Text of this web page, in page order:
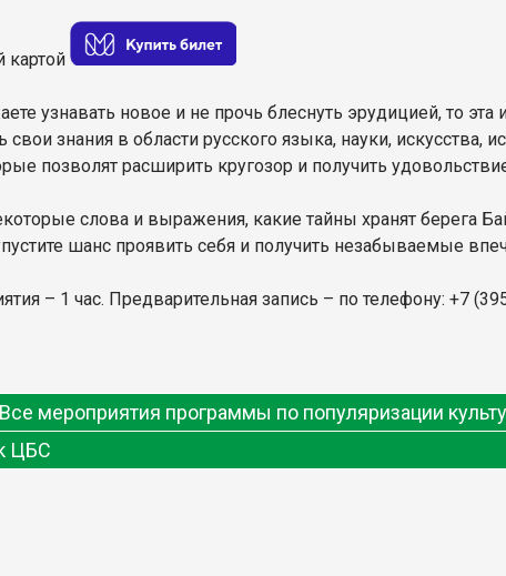
картой
узнавать новое и не прочь блеснуть эрудицией, то
знания в области русского языка, науки,
позволят расширить кругозор и получить
слова и выражения, какие тайны хранят берега
шанс проявить себя и получить незабываемые
– 1 час. Предварительная запись – по телефону: +7
Все мероприятия программы по популяризации
ЦБС